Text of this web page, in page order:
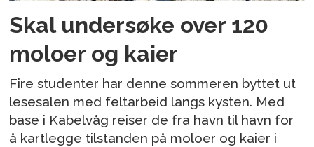
Skal undersøke over 120
moloer og kaier
Fire studenter har denne sommeren byttet ut
lesesalen med feltarbeid langs kysten. Med
base i Kabelvåg reiser de fra havn til havn for
å kartlegge tilstanden på moloer og kaier i